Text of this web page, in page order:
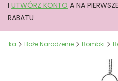
I UTWÓRZ KONTO A NA
RABATU
Boże Narodzenie Bombki